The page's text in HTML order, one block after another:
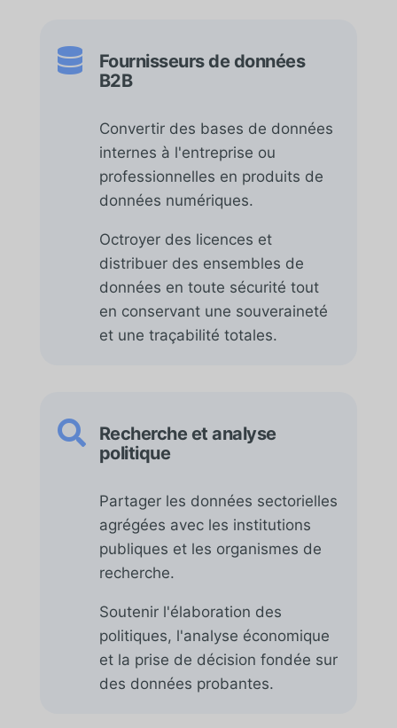

Fournisseurs de données
B2B
Convertir des bases de données
internes à l'entreprise ou
professionnelles en produits de
données numériques.
Octroyer des licences et
distribuer des ensembles de
données en toute sécurité tout
en conservant une souveraineté
et une traçabilité totales.

Recherche et analyse
politique
Partager les données sectorielles
agrégées avec les institutions
publiques et les organismes de
recherche.
Soutenir l'élaboration des
politiques, l'analyse économique
et la prise de décision fondée sur
des données probantes.